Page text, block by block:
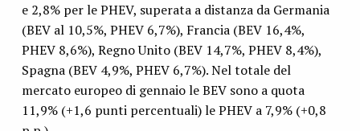
e 2,8% per le PHEV, superata a distanza da Germania
(BEV al 10,5%, PHEV 6,7%), Francia (BEV 16,4%,
PHEV 8,6%), Regno Unito (BEV 14,7%, PHEV 8,4%),
Spagna (BEV 4,9%, PHEV 6,7%). Nel totale del
mercato europeo di gennaio le BEV sono a quota
11,9% (+1,6 punti percentuali) le PHEV a 7,9% (+0,8